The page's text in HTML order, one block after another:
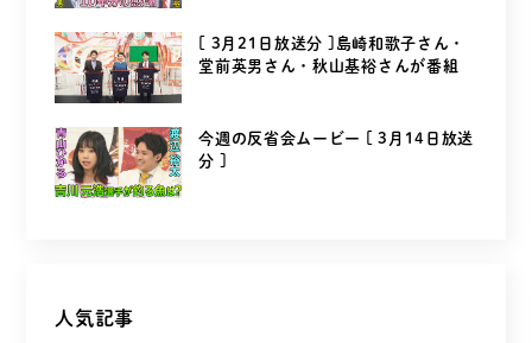
[ 3月21日放送分 ]島崎和歌子さん・
堂前英男さん・秋山基裕さんが番組
今週の反省会ムービー [ 3月14日放送
分 ]
人気記事